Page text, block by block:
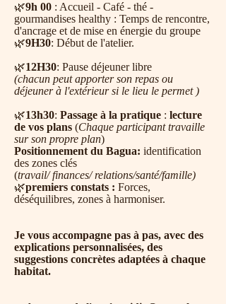
🌿9h 00 : Accueil - Café - thé -
gourmandises healthy : Temps de rencontre,
d'ancrage et de mise en énergie du groupe
🌿9H30: Début de l'atelier.​​
🌿12H30: Pause déjeuner libre
(chacun peut apporter son repas ou
déjeuner à l'extérieur si le lieu le permet )
🌿13h30: Passage à la pratique : lecture
de vos plans (Chaque participant travaille
sur son propre plan)
Positionnement du Bagua: identification
des zones clés
(travail/ finances/ relations/santé/famille)
​🌿premiers constats : Forces,
déséquilibres, zones à harmoniser.
Je vous accompagne pas à pas, avec des
explications personnalisées, des
suggestions concrètes adaptées à chaque
habitat.